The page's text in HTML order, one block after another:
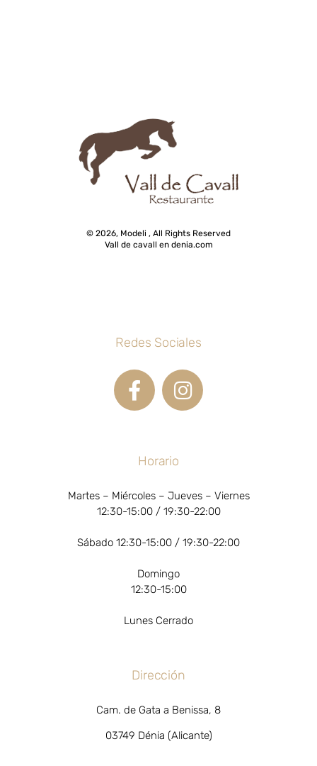
© 2026, Modeli , All Rights Reserved
Vall de cavall en denia.com
Redes Sociales
Horario
Martes – Miércoles – Jueves – Viernes
12:30-15:00 / 19:30-22:00
Sábado 12:30-15:00 / 19:30-22:00
Domingo
12:30-15:00
Lunes Cerrado
Dirección
Cam. de Gata a Benissa, 8
03749 Dénia (Alicante)